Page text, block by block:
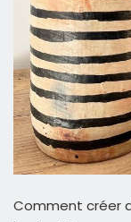
Comment créer